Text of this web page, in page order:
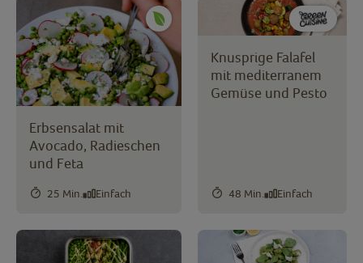
Erbsensalat mit
Avocado, Radieschen
und Feta
25 Min. Einfach
Knusprige Falafel
mit mediterranem
Gemüse und Pesto
48 Min. Einfach